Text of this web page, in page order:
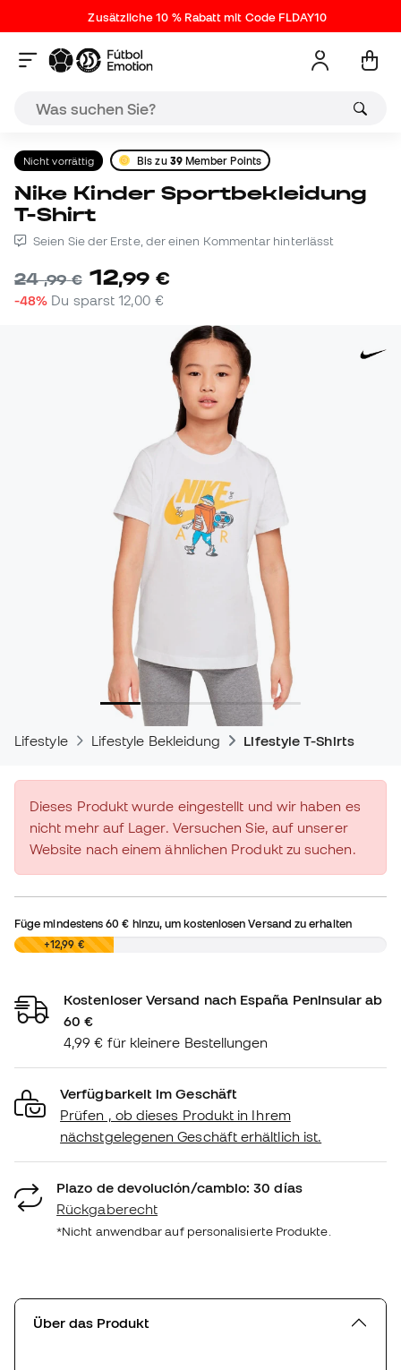
Zusätzliche 10 % Rabatt mit Code FLDAY10
Nicht vorrättig Bis zu 39Member Points
Nike Kinder Sportbekleidung
T-Shirt
Seien Sie der Erste, der einen Kommentar hinterlässt
24,99 € 12,99 €
-48% Du sparst12,00 €
Lifestyle Lifestyle Bekleidung Lifestyle T-Shirts
Dieses Produkt wurde eingestellt und wir haben es
nicht mehr auf Lager. Versuchen Sie, auf unserer
Website nach einem ähnlichen Produkt zu suchen.
Füge mindestens60 € hinzu, um kostenlosen Versand zu erhalten
0,00 €+12,99 €
Kostenloser Versand nach España Peninsular ab
60 €
4,99 € für kleinere Bestellungen
Verfügbarkeit im Geschäft
Prüfen , ob dieses Produkt in Ihrem
nächstgelegenen Geschäft erhältlich ist.
Plazo de devolución/cambio: 30 días
Rückgaberecht
*Nicht anwendbar auf personalisierte Produkte.
Über das Produkt